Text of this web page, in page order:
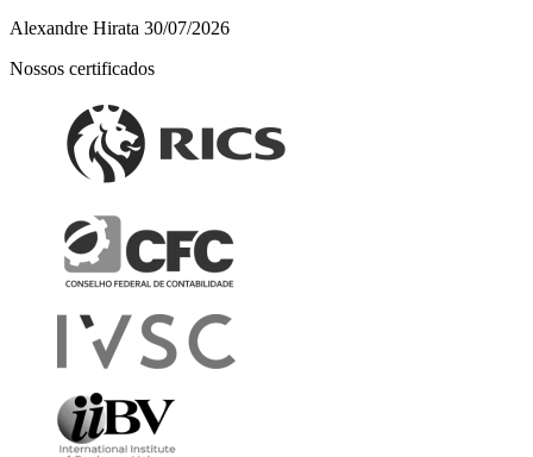
Alexandre Hirata 30/07/2026
Nossos certificados